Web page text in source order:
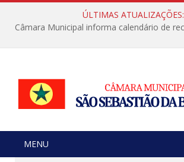
ÚLTIMAS ATUALIZAÇÕES:
MENU